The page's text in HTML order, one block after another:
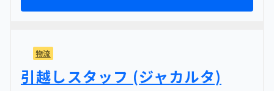
物流
引越しスタッフ (ジャカルタ)